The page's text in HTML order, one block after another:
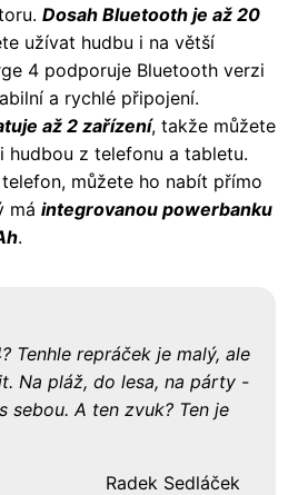
Dosah Bluetooth je až 20
užívat hudbu i na větší
4 podporuje Bluetooth verzi
a rychlé připojení.
až 2 zařízení, takže můžete
hudbou z telefonu a tabletu.
můžete ho nabít přímo
má integrovanou powerbanku
.
Tenhle repráček je malý, ale
Na pláž, do lesa, na párty -
sebou. A ten zvuk? Ten je
Radek Sedláček